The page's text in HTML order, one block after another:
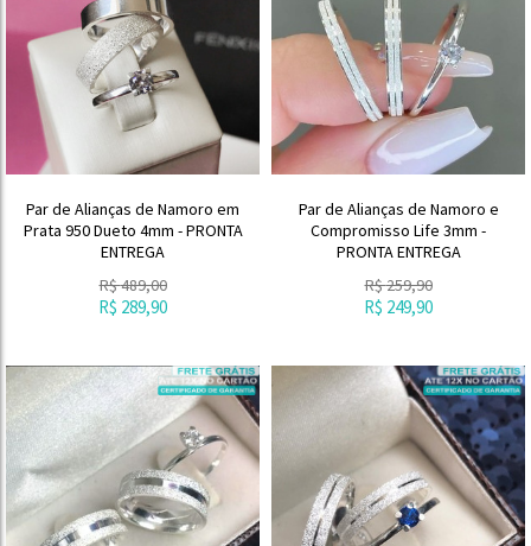
Par de Alianças de Namoro em
Prata 950 Dueto 4mm - PRONTA
ENTREGA
R$489,00
R$ 289,90
Par de Alianças de Namoro e
Compromisso Life 3mm -
PRONTA ENTREGA
R$259,90
R$ 249,90